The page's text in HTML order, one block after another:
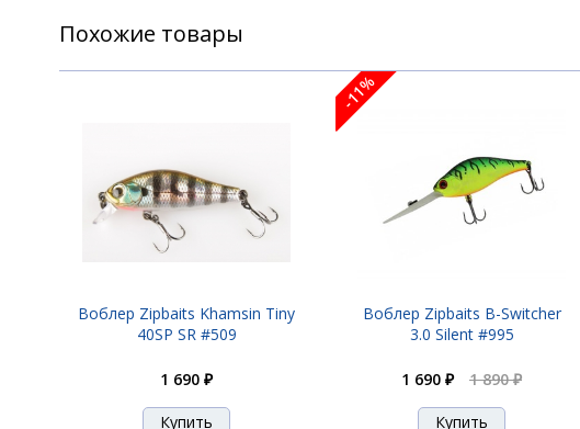
Похожие товары
Воблер Zipbaits Khamsin Tiny
40SP SR #509
1 690 ₽
-11%
Воблер Zipbaits B-Switcher
3.0 Silent #995
1 690 ₽ 1 890 ₽